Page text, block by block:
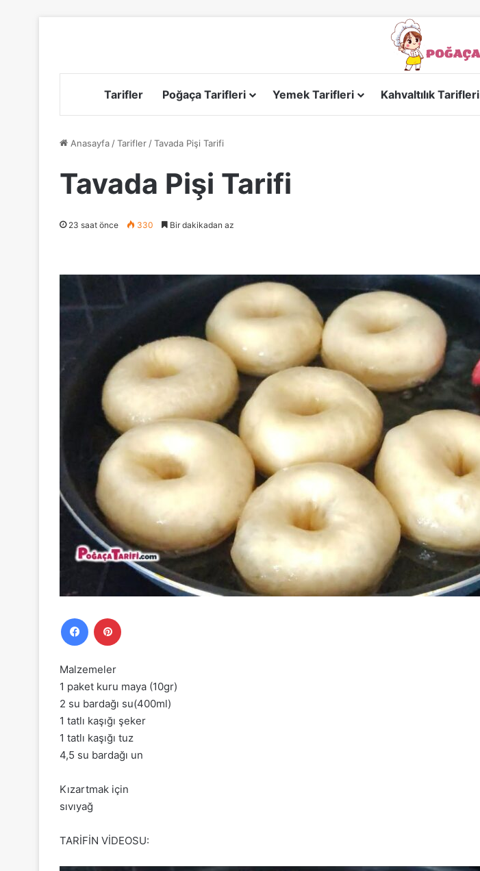
Tarifler Poğaça Tarifleri Yemek Tarifleri Kahvaltılık Tarifleri
Anasayfa /Tarifler /Tavada Pişi Tarifi
Tavada Pişi Tarifi
23 saat önce 330 Bir dakikadan az
Facebook
Malzemeler
1 paket kuru maya (10gr)
2 su bardağı su(400ml)
1 tatlı kaşığı şeker
1 tatlı kaşığı tuz
4,5 su bardağı un
Kızartmak için
sıvıyağ
TARİFİN VİDEOSU: